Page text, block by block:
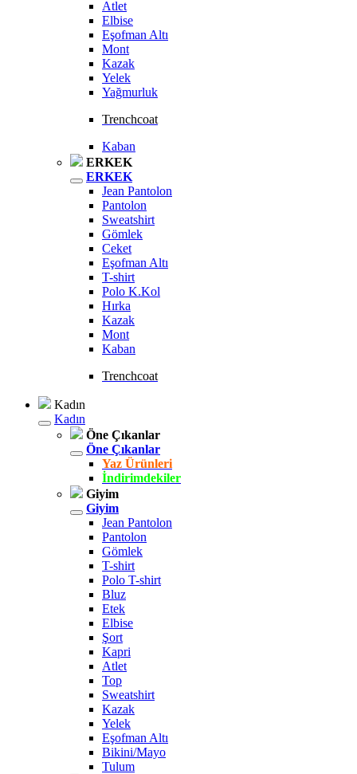
Atlet
Elbise
Eşofman Altı
Mont
Kazak
Yelek
Yağmurluk
Trenchcoat
Kaban
ERKEK
ERKEK
Jean Pantolon
Pantolon
Sweatshirt
Gömlek
Ceket
Eşofman Altı
T-shirt
Polo K.Kol
Hırka
Kazak
Mont
Kaban
Trenchcoat
Kadın
Kadın
Öne Çıkanlar
Öne Çıkanlar
Yaz Ürünleri
İndirimdekiler
Giyim
Giyim
Jean Pantolon
Pantolon
Gömlek
T-shirt
Polo T-shirt
Bluz
Etek
Elbise
Şort
Kapri
Atlet
Top
Sweatshirt
Kazak
Yelek
Eşofman Altı
Bikini/Mayo
Tulum